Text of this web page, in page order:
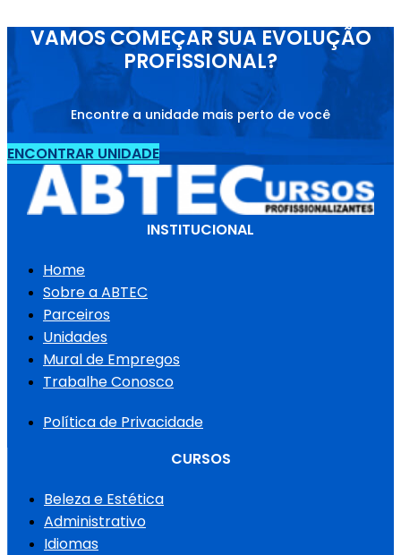
VAMOS COMEÇAR SUA EVOLUÇÃO
PROFISSIONAL?
Encontre a unidade mais perto de você
ENCONTRAR UNIDADE
INSTITUCIONAL
Home
Sobre a ABTEC
Parceiros
Unidades
Mural de Empregos
Trabalhe Conosco
Política de Privacidade
CURSOS
Beleza e Estética
Administrativo
Idiomas